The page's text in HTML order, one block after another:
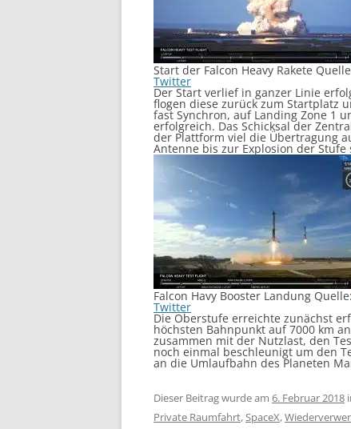
Start der Falcon Heavy Rakete
Twitter
Der Start verlief in ganzer Linie
flogen diese zurück zum Startplatz
fast Synchron, auf Landing Zone 1
erfolgreich. Das Schicksal der
der Plattform viel die Übertragung
Antenne bis zur Explosion der Stufe
Falcon Havy Booster Landung Quelle:
Twitter
Die Oberstufe erreichte zunächst
höchsten Bahnpunkt auf 7000 km
zusammen mit der Nutzlast, den
noch einmal beschleunigt um den
an die Umlaufbahn des Planeten
Dieser Beitrag wurde am 6. Februar 2018
Private Raumfahrt,SpaceX,